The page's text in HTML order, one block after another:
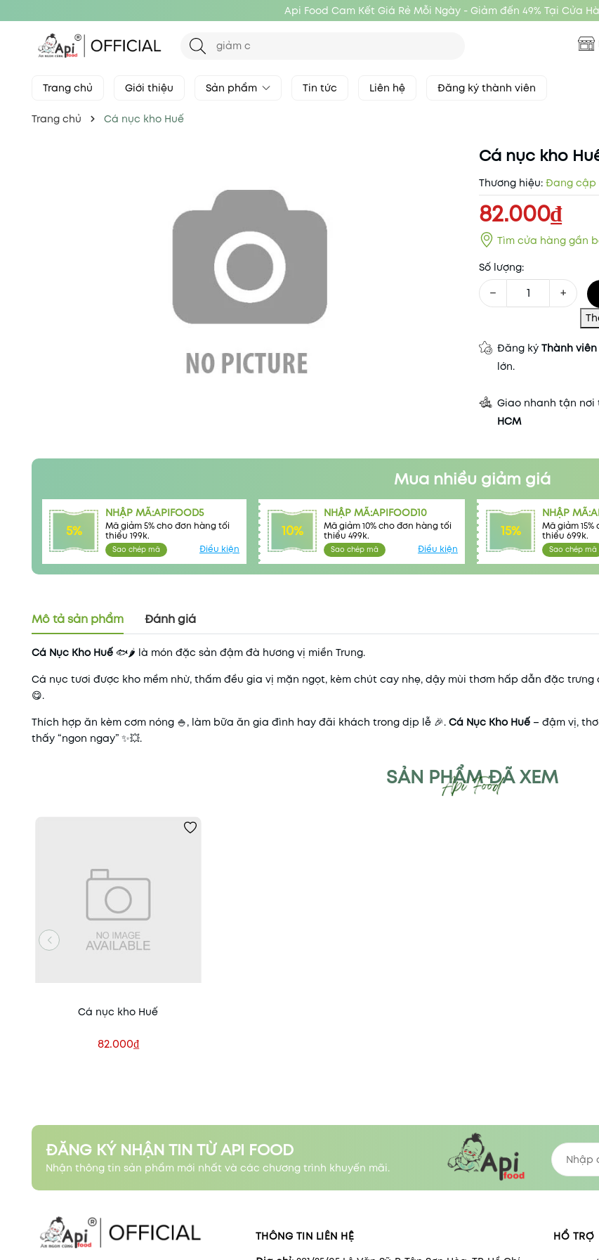
Api Food Cam Kết Giá Rẻ Mỗi Ngày - Giảm đến 49% Tại Cửa
Trang chủ Giới thiệu Sản phẩm Tin tức Liên hệ Đăng ký thành viên
Trang chủ Cá nục kho Huế
Cá nục kho
Thương hiệu: Đang cập
82.000₫
Tìm cửa hàng gần
Số lượng:
− +
Đăng ký Thành viên
lớn.
Giao nhanh tận nơi
HCM
Mua nhiều giảm giá
5%
NHẬP MÃ:APIFOOD5
Mã giảm 5% cho đơn hàng tối
thiểu 199k.
Sao chép mã Điều kiện
10%
NHẬP MÃ:APIFOOD10
Mã giảm 10% cho đơn hàng tối
thiểu 499k.
Sao chép mã Điều kiện
15%
NHẬP
Mã giảm
thiểu 699k.
Sao chép mã
Mô tả sản phẩm Đánh giá
Cá Nục Kho Huế 🐟🌶️ là món đặc sản đậm đà hương vị miền Trung.
Cá nục tươi được kho mềm nhừ, thấm đều gia vị mặn ngọt, kèm chút cay nhẹ, dậy mùi thơm hấp dẫn đặc trưng
😋.
Thích hợp ăn kèm cơm nóng 🍚, làm bữa ăn gia đình hay đãi khách trong dịp lễ 🎉. Cá Nục Kho Huế – đậm vị,
thấy “ngon ngay” ✨💥.
SẢN PHẨM ĐÃ XEM
Cá nục kho Huế
82.000₫
ĐĂNG KÝ NHẬN TIN TỪ API FOOD
Nhận thông tin sản phẩm mới nhất và các chương trình khuyến mãi.
THÔNG TIN LIÊN HỆ
HỔ TRỢ